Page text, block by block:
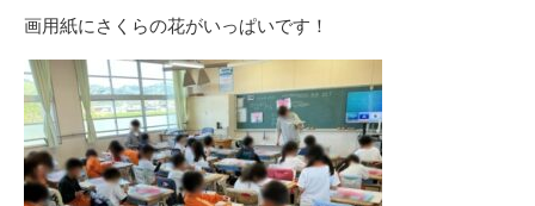
画用紙にさくらの花がいっぱいです！